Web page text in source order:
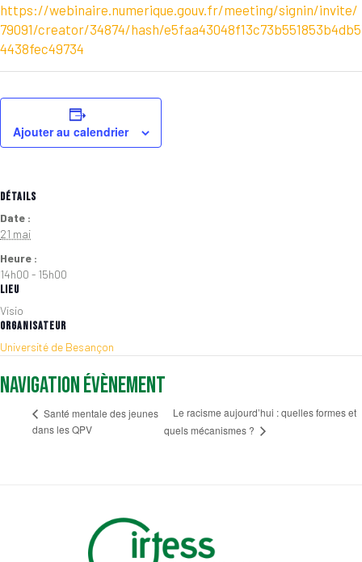
DÉTAILS
Date :
21 mai
Heure :
14h00 - 15h00
LIEU
Visio
ORGANISATEUR
Université de Besançon
https://webinaire.numerique.gouv.fr/meeting/signin/invite/
79091/creator/34874/hash/e5faa43048f13c73b551853b4db5
4438fec49734
Ajouter au calendrier
Navigation Évènement
Santé mentale des jeunes
dans les QPV
Le racisme aujourd’hui : quelles formes et
quels mécanismes ?